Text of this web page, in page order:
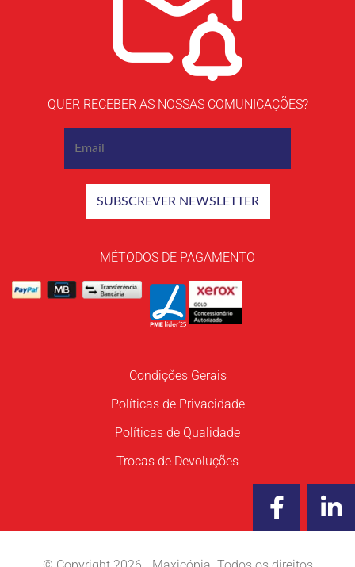
QUER RECEBER AS NOSSAS COMUNICAÇÕES?
MÉTODOS DE PAGAMENTO
Condições Gerais
Políticas de Privacidade
Políticas de Qualidade
Trocas de Devoluções
F
a
i